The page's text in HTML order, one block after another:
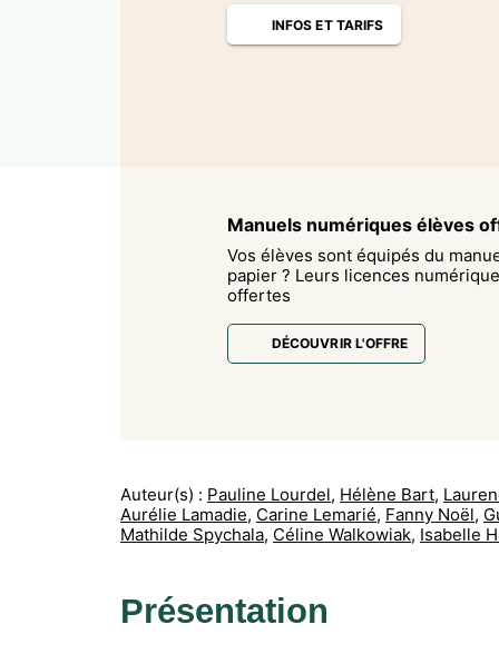
INFOS ET TARIFS
Manuels numériques élèves
Vos élèves sont équipés du
papier ? Leurs licences
offertes
DÉCOUVRIR L'OFFRE
Auteur(s) : Pauline Lourdel, Hélène Bart,
Aurélie Lamadie, Carine Lemarié, Fanny Noël,
Mathilde Spychala, Céline Walkowiak, Isabelle
Présentation